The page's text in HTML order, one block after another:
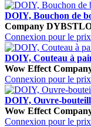
DOIY, Bouchon de
Company
Connexion pour le prix
DOIY, Couteau à
Wow Effect
Connexion pour le prix
DOIY, Ouvre-
Wow Effect
Connexion pour le prix